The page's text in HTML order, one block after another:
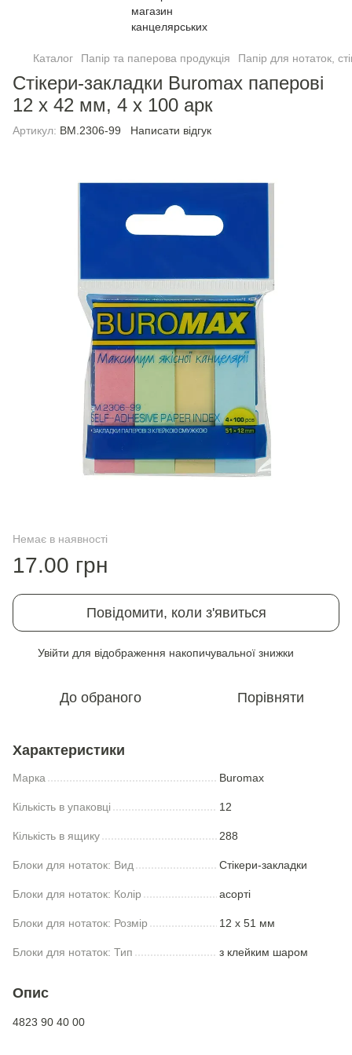
Каталог Папір та паперова продукція Папiр для нотаток,
Стікери-закладки Buromax паперовi
12 х 42 мм, 4 х 100 арк
Артикул: BM.2306-99 Написати відгук
Немає в наявності
17.00 грн
Повідомити, коли з'явиться
Увійти для відображення накопичувальної знижки
До обраного Порівняти
Характеристики
Марка Buromax
Кількість в упаковці 12
Кількість в ящику 288
Блоки для нотаток: Вид Стікери-закладки
Блоки для нотаток: Колір асорті
Блоки для нотаток: Розмір 12 х 51 мм
Блоки для нотаток: Тип з клейким шаром
Опис
4823 90 40 00